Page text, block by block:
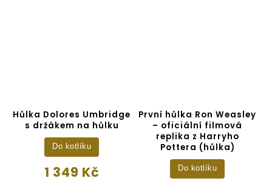
Hůlka Dolores Umbridge
s držákem na hůlku
1 349 Kč
Do kotlíku
První hůlka Ron Weasley
– oficiální filmová
replika z Harryho
Pottera (hůlka)
Do kotlíku